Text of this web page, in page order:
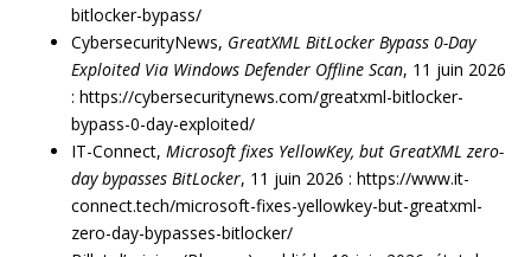
bitlocker-bypass/
CybersecurityNews, GreatXML BitLocker Bypass 0-Day
Exploited Via Windows Defender Offline Scan, 11 juin 2026
: https://cybersecuritynews.com/greatxml-bitlocker-
bypass-0-day-exploited/
IT-Connect, Microsoft fixes YellowKey, but GreatXML zero-
day bypasses BitLocker, 11 juin 2026 : https://www.it-
connect.tech/microsoft-fixes-yellowkey-but-greatxml-
zero-day-bypasses-bitlocker/